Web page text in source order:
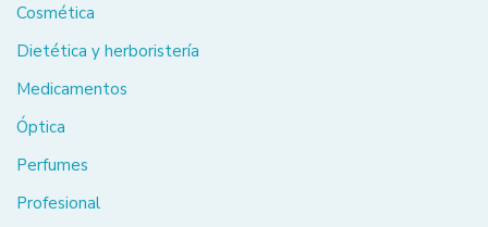
Cosmética
Dietética y herboristería
Medicamentos
Óptica
Perfumes
Profesional